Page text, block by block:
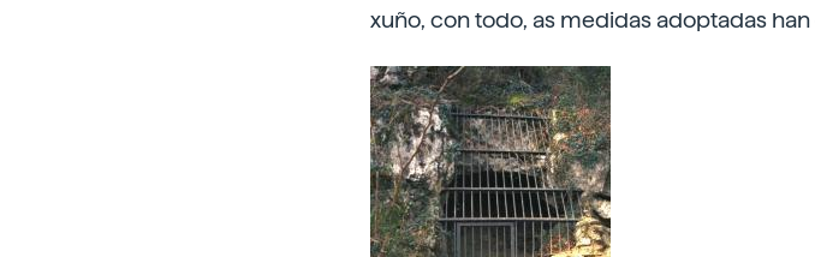
xuño, con todo, as medidas adoptadas